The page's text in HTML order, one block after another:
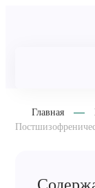
Главная